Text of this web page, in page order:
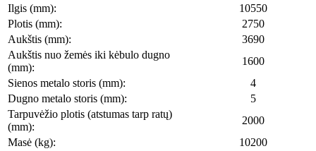
Ilgis (mm):
10550
Plotis (mm):
2750
Aukštis (mm):
3690
Aukštis nuo žemės iki kėbulo dugno
(mm):
1600
Sienos metalo storis (mm):
4
Dugno metalo storis (mm):
5
Tarpuvėžio plotis (atstumas tarp ratų)
(mm):
2000
Masė (kg):
10200